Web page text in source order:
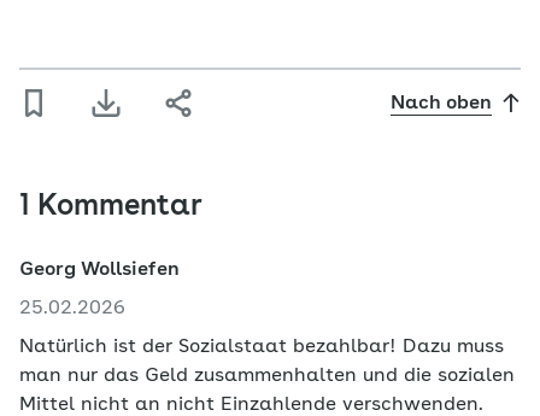
Nach oben
1 Kommentar
Georg Wollsiefen
25.02.2026
Natürlich ist der Sozialstaat bezahlbar! Dazu muss
man nur das Geld zusammenhalten und die sozialen
Mittel nicht an nicht Einzahlende verschwenden.